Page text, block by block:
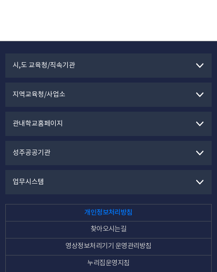
시,도 교육청/직속기관
지역교육청/사업소
관내학교홈페이지
성주공공기관
업무시스템
개인정보처리방침
찾아오시는길
영상정보처리기기 운영관리방침
누리집운영지침